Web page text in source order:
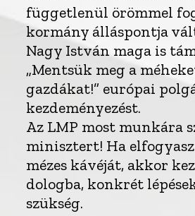
függetlenül örömmel
kormány álláspontja
Nagy István maga is
„Mentsük meg a
gazdákat!” európai
kezdeményezést.
Az LMP most munkára
minisztert! Ha
mézes kávéját, akkor
dologba, konkrét
szükség.